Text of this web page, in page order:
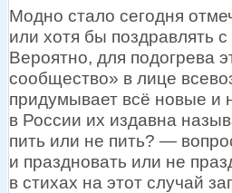
Модно стало сегодня
или хотя бы поздравлять с
Вероятно, для подогрева
сообщество» в лице
придумывает всё новые и
в России их издавна
пить или не пить? —
и праздновать или не
в стихах на этот случай